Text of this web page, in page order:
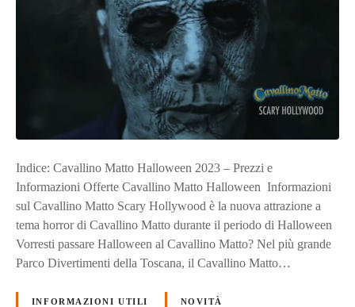
Indice: Cavallino Matto Halloween 2023 – Prezzi e
Informazioni Offerte Cavallino Matto Halloween Informazioni
sul Cavallino Matto Scary Hollywood è la nuova attrazione a
tema horror di Cavallino Matto durante il periodo di Halloween
Vorresti passare Halloween al Cavallino Matto? Nel più grande
Parco Divertimenti della Toscana, il Cavallino Matto…
INFORMAZIONI UTILI NOVITÀ